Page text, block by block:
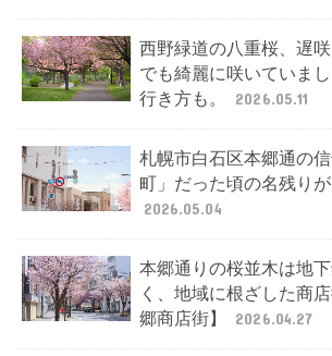
西野緑道の八重桜、遅
でも綺麗に咲いていま
行き方も。
2026.05.11
札幌市白石区本郷通の
町」だった頃の名残りが
2026.05.04
本郷通りの桜並木は地
く、地域に根ざした商
郷商店街】
2026.04.27